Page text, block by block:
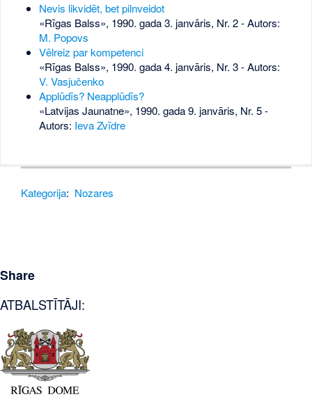
Nevis likvidēt, bet pilnveidot
«Rīgas Balss», 1990. gada 3. janvāris, Nr. 2- Autors:
M. Popovs
Vēlreiz par kompetenci
«Rīgas Balss», 1990. gada 4. janvāris, Nr. 3- Autors:
V. Vasjučenko
Applūdīs? Neapplūdīs?
«Latvijas Jaunatne», 1990. gada 9. janvāris, Nr. 5-
Autors: Ieva Zvīdre
Kategorija: Nozares
Share
ATBALSTĪTĀJI: